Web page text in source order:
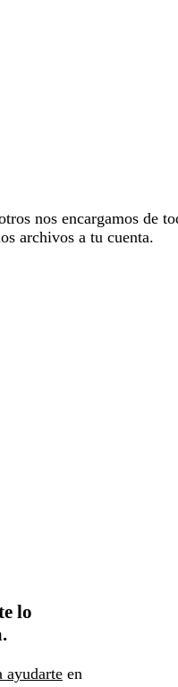
nos encargamos de
archivos a tu cuenta.
lo
ayudarte en